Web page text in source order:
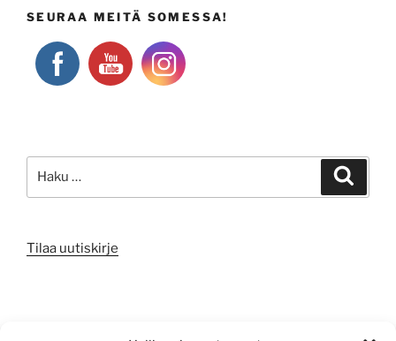
SEURAA MEITÄ SOMESSA!
Tilaa uutiskirje